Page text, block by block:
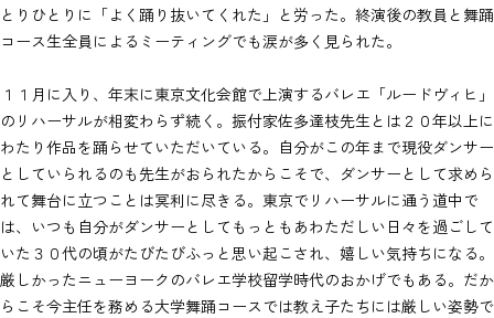
とりひとりに「よく踊り抜いてくれた」と労った。終演後の教員と舞踊
コース生全員によるミーティングでも涙が多く見られた。
１１月に入り、年末に東京文化会館で上演するバレエ「ルードヴィヒ」
のリハーサルが相変わらず続く。振付家佐多達枝先生とは２０年以上に
わたり作品を踊らせていただいている。自分がこの年まで現役ダンサー
としていられるのも先生がおられたからこそで、ダンサーとして求めら
れて舞台に立つことは冥利に尽きる。東京でリハーサルに通う道中で
は、いつも自分がダンサーとしてもっともあわただしい日々を過ごして
いた３０代の頃がたびたびふっと思い起こされ、嬉しい気持ちになる。
厳しかったニューヨークのバレエ学校留学時代のおかげでもある。だか
らこそ今主任を務める大学舞踊コースでは教え子たちには厳しい姿勢で